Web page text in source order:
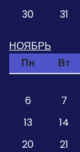
30
31
НОЯБРЬ
Пн
Вт
6
7
13
14
20
21